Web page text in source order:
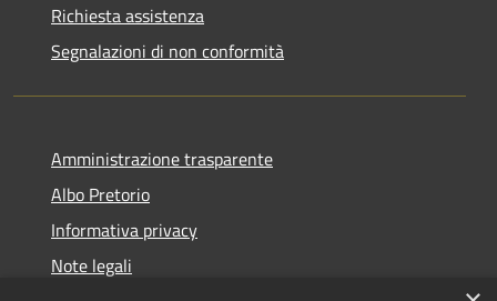
Richiesta assistenza
Segnalazioni di non conformità
Amministrazione trasparente
Albo Pretorio
Informativa privacy
Note legali